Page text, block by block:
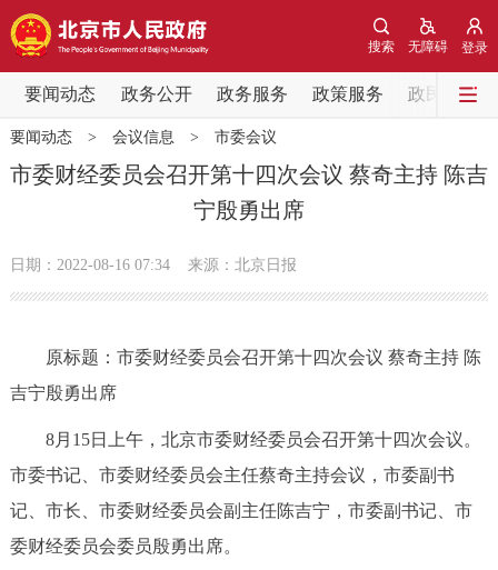
登录
无障碍
搜索
要闻动态 政务公开 政务服务 政策服务 政民互动
要闻动态
党中央精神 国务院信息
会议信息
市领导
决策公开 专题公开
要闻动态> 会议信息 > 市委会议
市委财经委员会召开第十四次会议 蔡奇主持 陈吉
宁殷勇出席
日期：2022-08-16 07:34 来源：北京日报
原标题：市委财经委员会召开第十四次会议 蔡奇主持 陈
吉宁殷勇出席
8月15日上午，北京市委财经委员会召开第十四次会议。
市委书记、市委财经委员会主任蔡奇主持会议，市委副书
记、市长、市委财经委员会副主任陈吉宁，市委副书记、市
委财经委员会委员殷勇出席。